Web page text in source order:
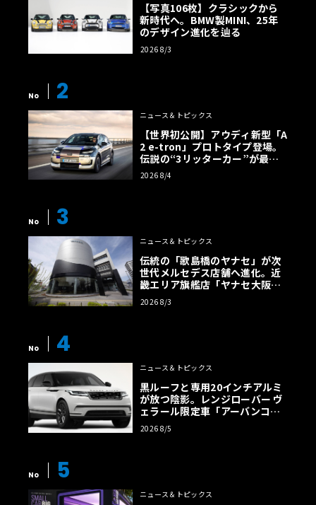
【写真106枚】クラシックから
新時代へ。BMW製MINI、25年
のデザイン進化を辿る
2026 8/3
No 2
ニュース＆トピックス
【世界初公開】アウディ新型「A
2 e-tron」プロトタイプ登場。
伝説の“3リッターカー”が最高
効率エントリーBEVとして復活
【画像38枚】
2026 8/4
No 3
ニュース＆トピックス
伝統の「歌島橋のヤナセ」が次
世代メルセデス店舗へ進化。近
畿エリア旗艦店「ヤナセ大阪支
店」がリニューアル
2026 8/3
No 4
ニュース＆トピックス
黒ルーフと専用20インチアルミ
が放つ陰影。レンジローバー ヴ
ェラール限定車「アーバンコン
トラスト・エディション」登場
2026 8/5
No 5
ニュース＆トピックス